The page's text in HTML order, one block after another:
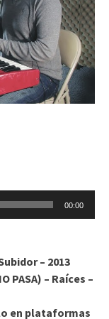
00:00
– 2013
PASA) – Raíces –
en plataformas